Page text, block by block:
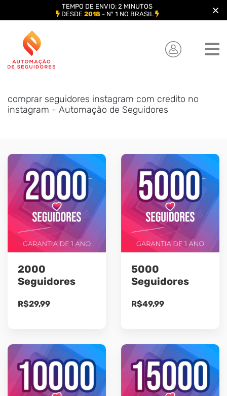
content
comprar seguidores instagram com credito no
instagram - Automação de Seguidores
2000
Seguidores
R$29,99
5000
Seguidores
R$49,99
TEMPO DE ENVIO: 2 MINUTOS
DESDE 2018- Nº 1 NO BRASIL